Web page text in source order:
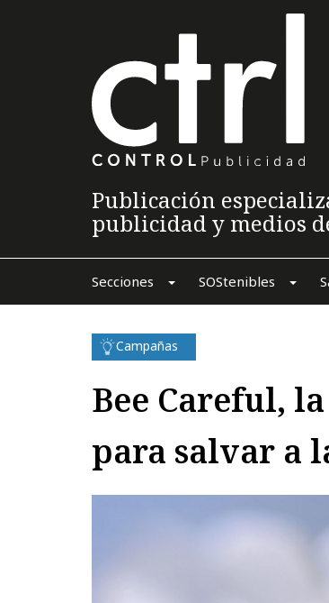
Publicación
publicidad y medios
Secciones SOStenibles
Campañas
Bee Careful,
para salvar a